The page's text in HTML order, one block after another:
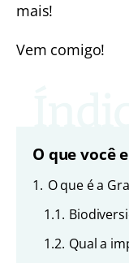
mais!
Vem comigo!
O que você
1. O que é a
1.1.
1.2. Qual a